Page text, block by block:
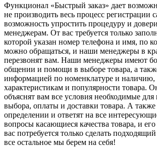
Функционал «Быстрый заказ» дает
не производить весь процесс регистрации
возможность упростить процедуру и
менеджерам. От вас требуется только
которой указан номер телефона и имя, по
можно обращаться, и наши менеджеры в
перезвонят вам. Наши менеджеры имеют
общении и помощи в выборе товара, а
информацией по номенклатуре и наличию,
характеристикам и популярности товара.
объяснят вам все условия необходимые для
выбора, оплаты и доставки товара. А
определении и ответят на все
вопросы касающиеся качества товара, и
вас потребуется только сделать
все остальное мы берем на себя!